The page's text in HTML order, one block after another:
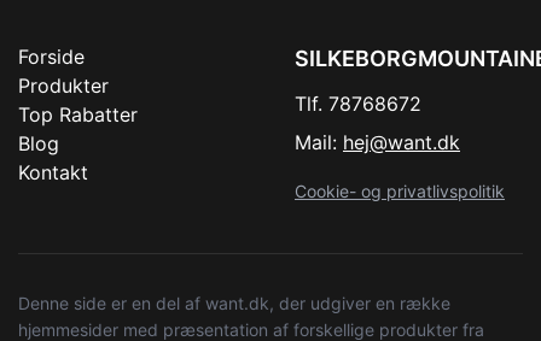
Forside
Produkter
Top Rabatter
Blog
Kontakt
Tlf. 78768672
Mail: hej@want.dk
Cookie- og privatlivspolitik
Denne side er en del af want.dk, der udgiver en række
hjemmesider med præsentation af forskellige produkter fra